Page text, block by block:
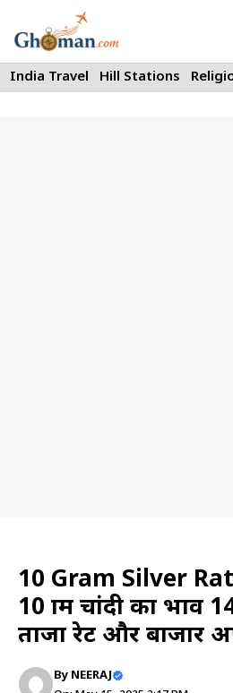
to
content
India Travel Hill Stations
10 Gram Silver
10 ग्राम चांदी का भाव
ताजा रेट और बाजार
By NEERAJ